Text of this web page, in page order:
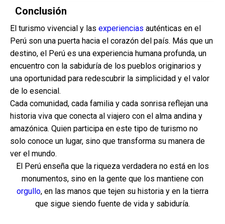
Conclusión
El turismo vivencial y las experiencias auténticas en el
Perú son una puerta hacia el corazón del país. Más que un
destino, el Perú es una experiencia humana profunda, un
encuentro con la sabiduría de los pueblos originarios y
una oportunidad para redescubrir la simplicidad y el valor
de lo esencial.
Cada comunidad, cada familia y cada sonrisa reflejan una
historia viva que conecta al viajero con el alma andina y
amazónica. Quien participa en este tipo de turismo no
solo conoce un lugar, sino que transforma su manera de
ver el mundo.
El Perú enseña que la riqueza verdadera no está en los
monumentos, sino en la gente que los mantiene con
orgullo, en las manos que tejen su historia y en la tierra
que sigue siendo fuente de vida y sabiduría.